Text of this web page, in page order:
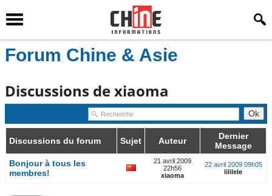
Forum Chine & Asie
Discussions de xiaoma
Discussions du forum Sujet Auteur
Dernier
Message
Bonjour à tous les
membres!
21 avril 2009
22h56
xiaoma
22 avril 2009 09h05
lililele